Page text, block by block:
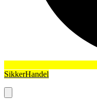
SikkerHandel